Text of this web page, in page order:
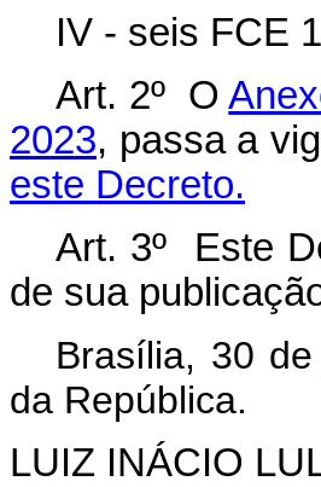
IV - seis FCE
Art. 2º O
2023, passa a
este Decreto.
Art. 3º Este
de sua
Brasília, 30
da República.
LUIZ INÁCIO